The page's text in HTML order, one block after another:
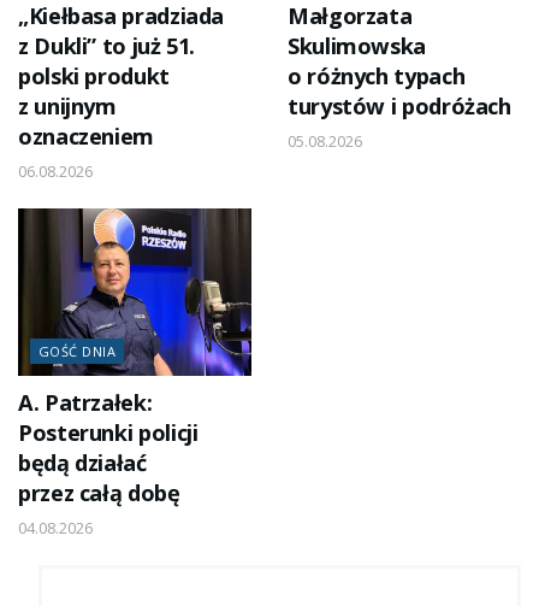
„Kiełbasa pradziada
z Dukli” to już 51.
polski produkt
z unijnym
oznaczeniem
06.08.2026
Małgorzata
Skulimowska
o różnych typach
turystów i podróżach
05.08.2026
GOŚĆ DNIA
A. Patrzałek:
Posterunki policji
będą działać
przez całą dobę
04.08.2026